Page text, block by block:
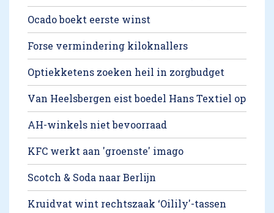
Ocado boekt eerste winst
Forse vermindering kiloknallers
Optiekketens zoeken heil in zorgbudget
Van Heelsbergen eist boedel Hans Textiel op
AH-winkels niet bevoorraad
KFC werkt aan 'groenste' imago
Scotch & Soda naar Berlijn
Kruidvat wint rechtszaak ‘Oilily'-tassen